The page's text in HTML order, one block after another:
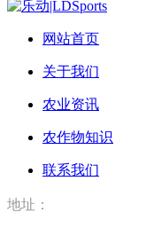
网站首页
关于我们
农业资讯
农作物知识
联系我们
地址：